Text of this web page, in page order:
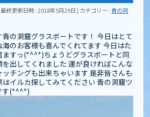
最終更新日時 : 2018年5月29日 カテゴリー :青の洞
の洞窟グラスボートです！ 今日はとて
のお客様も喜んでくれてます 今日はた
ますっ(*^^*)ちょうどグラスボートと同
を出してくれました 運が良ければこんな
チングも出来ちゃいます 是非皆さんも
イルカ探してみてください️️ 青の洞窟ツ
す(*^^*)